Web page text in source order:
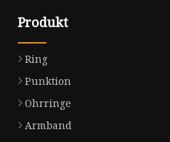
Produkt
Ring
Punktion
Ohrringe
Armband